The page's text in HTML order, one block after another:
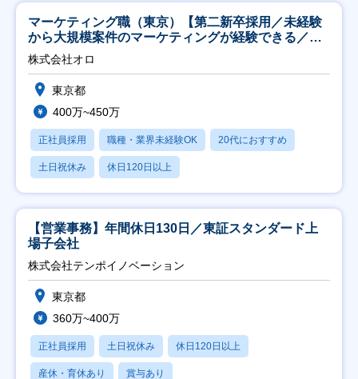
マーケティング職（東京）【第二新卒採用／未経験
から大規模案件のマーケティングが経験できる／研
修充実】
株式会社オロ
東京都
400万~450万
正社員採用 職種・業界未経験OK 20代におすすめ
土日祝休み 休日120日以上
【営業事務】年間休日130日／東証スタンダード上
場子会社
株式会社テンポイノベーション
東京都
360万~400万
正社員採用 土日祝休み 休日120日以上
産休・育休あり 賞与あり